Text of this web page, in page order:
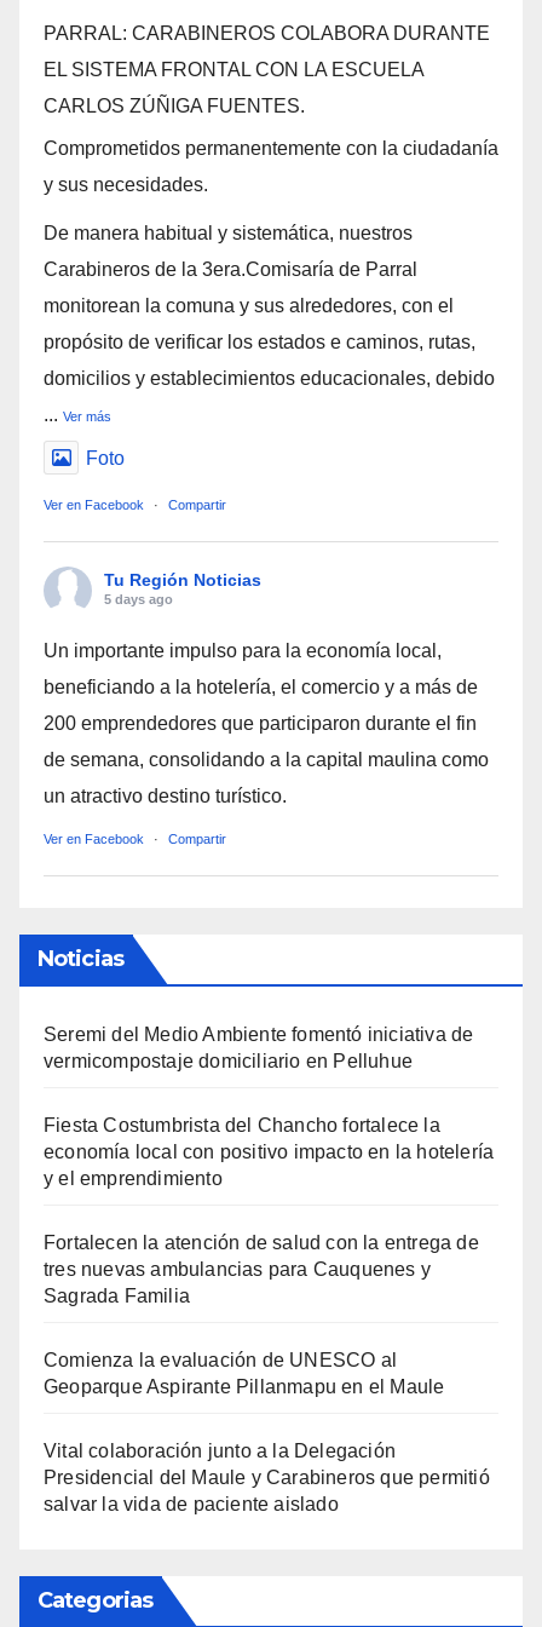
PARRAL: CARABINEROS COLABORA DURANTE
EL SISTEMA FRONTAL CON LA ESCUELA
CARLOS ZÚÑIGA FUENTES.
Comprometidos permanentemente con la ciudadanía
y sus necesidades.
De manera habitual y sistemática, nuestros
Carabineros de la 3era.Comisaría de Parral
monitorean la comuna y sus alrededores, con el
propósito de verificar los estados e caminos, rutas,
domicilios y establecimientos educacionales, debido
... Ver más
Foto
Ver en Facebook · Compartir
Tu Región Noticias
5 days ago
Un importante impulso para la economía local,
beneficiando a la hotelería, el comercio y a más de
200 emprendedores que participaron durante el fin
de semana, consolidando a la capital maulina como
un atractivo destino turístico.
Ver en Facebook · Compartir
Noticias
Seremi del Medio Ambiente fomentó iniciativa de
vermicompostaje domiciliario en Pelluhue
Fiesta Costumbrista del Chancho fortalece la
economía local con positivo impacto en la hotelería
y el emprendimiento
Fortalecen la atención de salud con la entrega de
tres nuevas ambulancias para Cauquenes y
Sagrada Familia
Comienza la evaluación de UNESCO al
Geoparque Aspirante Pillanmapu en el Maule
Vital colaboración junto a la Delegación
Presidencial del Maule y Carabineros que permitió
salvar la vida de paciente aislado
Categorias